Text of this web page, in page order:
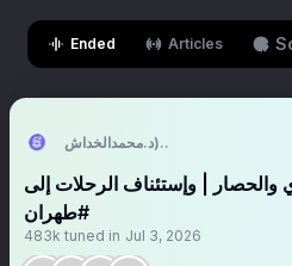
Ended Articles
| وإستئناف الرحلات إلى
#طهران
483k tuned in Jul 3, 2026